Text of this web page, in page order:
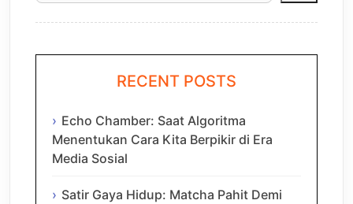
RECENT POSTS
Echo Chamber: Saat Algoritma
Menentukan Cara Kita Berpikir di Era
Media Sosial
Satir Gaya Hidup: Matcha Pahit Demi